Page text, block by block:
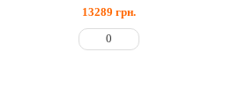
13289 грн.